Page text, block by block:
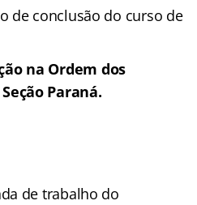
de conclusão do curso de
na Ordem dos
Paraná.
de trabalho do